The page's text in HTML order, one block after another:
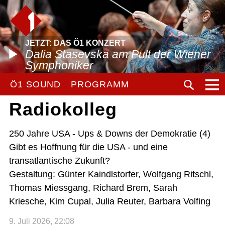
JETZT: DAS Ö1 KONZERT
Dalia Stasevska am Pult der Wiener
Symphoniker
Ö1 SOUND PROGRAMM
Radiokolleg
250 Jahre USA - Ups & Downs der Demokratie (4)
Gibt es Hoffnung für die USA - und eine
transatlantische Zukunft?
Gestaltung: Günter Kaindlstorfer, Wolfgang Ritschl,
Thomas Miessgang, Richard Brem, Sarah
Kriesche, Kim Cupal, Julia Reuter, Barbara Volfing
9. Juli 2026, 22:08